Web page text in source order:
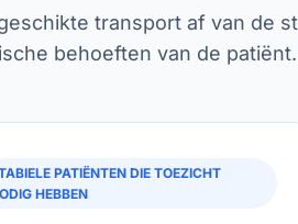
transport af van de
behoeften van de patiënt.
PATIËNTEN DIE TOEZICHT
HEBBEN